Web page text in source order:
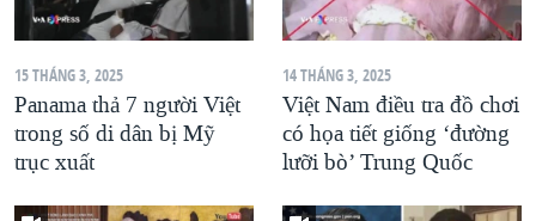
15 THÁNG 3, 2025
Panama thả 7 người Việt
trong số di dân bị Mỹ
trục xuất
14 THÁNG 3, 2025
Việt Nam điều tra đồ chơi
có họa tiết giống ‘đường
lưỡi bò’ Trung Quốc